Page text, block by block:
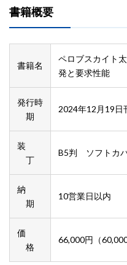
書籍概要
書籍名
ペロブスカイト
発と要求性能
発行時
期
2024年12月19日
装
丁
B5判 ソフトカ
納
期
10営業日以内
価
格
66,000円（